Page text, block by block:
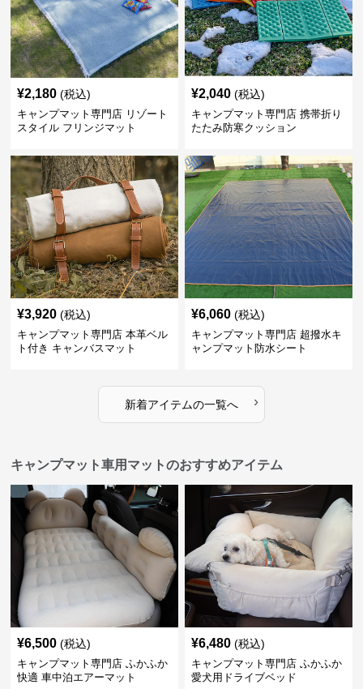
¥2,180 (税込)
キャンプマット専門店 リゾート
スタイル フリンジマット
¥2,040 (税込)
キャンプマット専門店 携帯折り
たたみ防寒クッション
¥3,920 (税込)
キャンプマット専門店 本革ベル
ト付き キャンバスマット
¥6,060 (税込)
キャンプマット専門店 超撥水キ
ャンプマット防水シート
新着アイテムの一覧へ ›
キャンプマット車用マットのおすすめアイテム
¥6,500 (税込)
キャンプマット専門店 ふかふか
快適 車中泊エアーマット
¥6,480 (税込)
キャンプマット専門店 ふかふか
愛犬用ドライブベッド